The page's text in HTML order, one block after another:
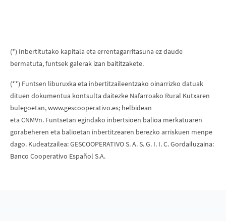
(*) Inbertitutako kapitala eta errentagarritasuna ez daude
bermatuta, funtsek galerak izan baititzakete.
(**) Funtsen liburuxka eta inbertitzaileentzako oinarrizko datuak
dituen dokumentua kontsulta daitezke Nafarroako Rural Kutxaren
bulegoetan, www.gescooperativo.es; helbidean
eta CNMVn. Funtsetan egindako inbertsioen balioa merkatuaren
gorabeheren eta balioetan inbertitzearen berezko arriskuen menpe
dago. Kudeatzailea: GESCOOPERATIVO S. A. S. G. I. I. C. Gordailuzaina:
Banco Cooperativo Español S.A.